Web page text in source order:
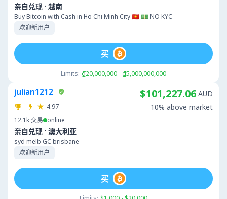
亲自兑现 · 越南
Buy Bitcoin with Cash in Ho Chi Minh City 🇻🇳 💵 NO KYC
欢迎新用户
Limits: ₫20,000,000 - ₫5,000,000,000
买
julian1212
4.97
12.1k交易 online
亲自兑现 · 澳大利亚
syd melb GC brisbane
欢迎新用户
$101,227.06 AUD
10% above market
买